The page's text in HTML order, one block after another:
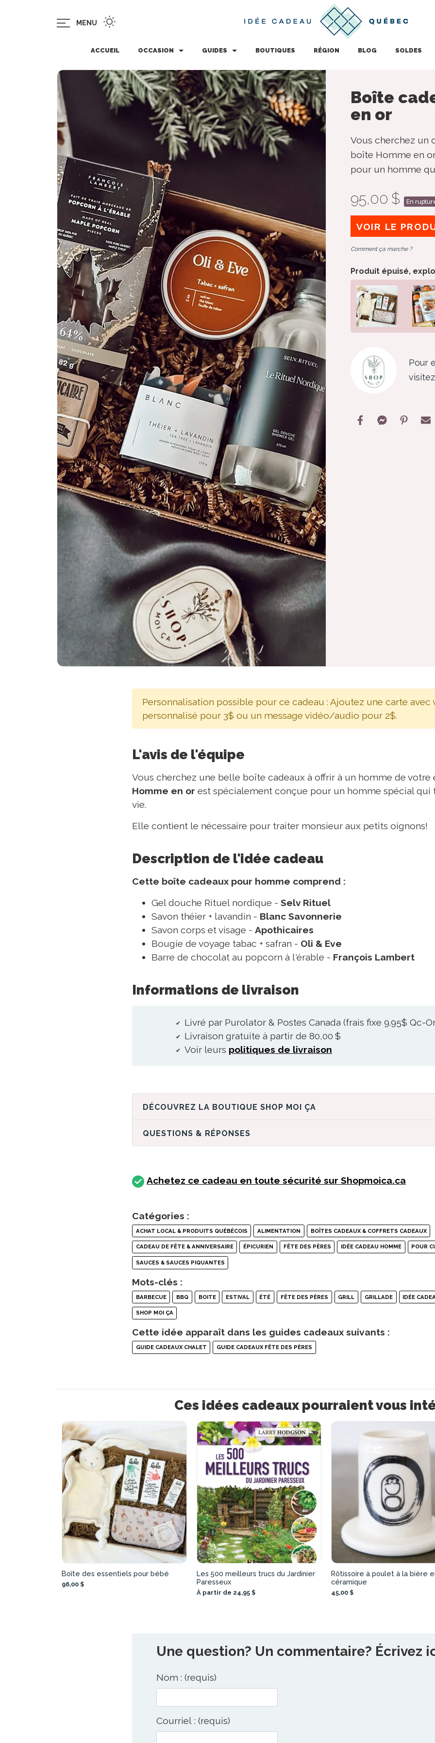
MENU
ACCUEIL OCCASION GUIDES BOUTIQUES RÉGION BLOG SOLDES
Boîte
en or
Vous cherchez un
boîte Homme en
pour un homme
95,00 $ En
VOIR LE
Comment ça marche ?
Produit épuisé,
Pour
Personnalisation possible pour ce cadeau : Ajoutez une carte avec
personnalisé pour 3$ ou un message vidéo/audio pour 2$.
L'avis de l'équipe
Vous cherchez une belle boîte cadeaux à offrir à un homme de votre
Homme en or est spécialement conçue pour un homme spécial qui
vie.
Elle contient le nécessaire pour traiter monsieur aux petits oignons!
Description de l'idée cadeau
Cette boîte cadeaux pour homme comprend :
Gel douche Rituel nordique - Selv Rituel
Savon théier + lavandin - Blanc Savonnerie
Savon corps et visage - Apothicaires
Bougie de voyage tabac + safran - Oli & Eve
Barre de chocolat au popcorn à l'érable - François Lambert
Informations de livraison
Livré par Purolator & Postes Canada (frais fixe 9.95$ Qc-
Livraison gratuite à partir de 80,00 $
Voir leurs politiques de livraison
DÉCOUVREZ LA BOUTIQUE SHOP MOI ÇA
QUESTIONS & RÉPONSES
Achetez ce cadeau en toute sécurité sur Shopmoica.ca
Catégories :
ACHAT LOCAL & PRODUITS QUÉBÉCOIS ALIMENTATION BOÎTES CADEAUX & COFFRETS CADEAUX
CADEAU DE FÊTE & ANNIVERSAIRE ÉPICURIEN FÊTE DES PÈRES IDÉE CADEAU HOMME POUR
SAUCES & SAUCES PIQUANTES
Mots-clés :
BARBECUE BBQ BOITE ESTIVAL ÉTÉ FÊTE DES PÈRES GRILL GRILLADE IDÉE
SHOP MOI ÇA
Cette idée apparaît dans les guides cadeaux suivants :
GUIDE CADEAUX CHALET GUIDE CADEAUX FÊTE DES PÈRES
Ces idées cadeaux pourraient vous
Boîte des essentiels pour bébé
96,00 $
Les 500 meilleurs trucs du Jardinier
Paresseux
À partir de 24,95 $
Rôtissoire à poulet à la bière
céramique
45,00 $
Une question? Un commentaire? Écrivez
Nom : (requis)
Courriel : (requis)